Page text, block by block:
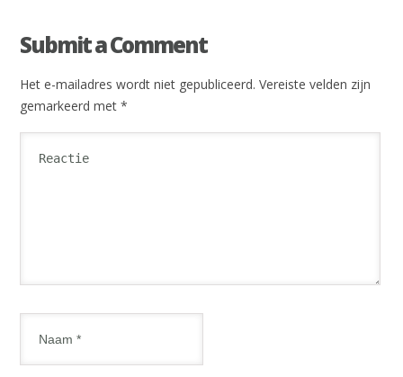
Submit a Comment
Het e-mailadres wordt niet gepubliceerd. Vereiste velden zijn
gemarkeerd met*